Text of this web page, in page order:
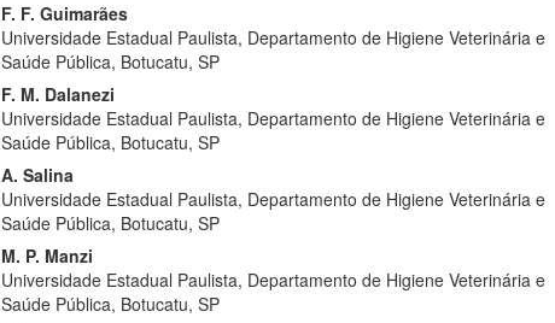
F. F. Guimarães
Universidade Estadual Paulista, Departamento de Higiene Veterinária e
Saúde Pública, Botucatu, SP
F. M. Dalanezi
Universidade Estadual Paulista, Departamento de Higiene Veterinária e
Saúde Pública, Botucatu, SP
A. Salina
Universidade Estadual Paulista, Departamento de Higiene Veterinária e
Saúde Pública, Botucatu, SP
M. P. Manzi
Universidade Estadual Paulista, Departamento de Higiene Veterinária e
Saúde Pública, Botucatu, SP